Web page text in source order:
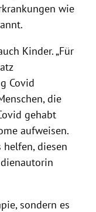
wie
Kinder. „Für
Covid
die
gehabt
aufweisen.
diesen
sondern es